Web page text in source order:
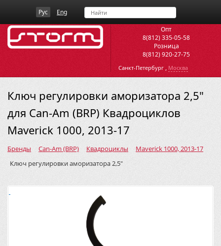
Рус Eng
Опт
8(812) 335-05-58
Розница
8(812) 920-27-75
Санкт-Петербург , Москва
Ключ регулировки аморизатора 2,5"
для Can-Am (BRP) Квадроциклов
Maverick 1000, 2013-17
Бренды Can-Am (BRP) Квадроциклы
Maverick 1000, 2013-17
Ключ регулировки аморизатора 2,5"